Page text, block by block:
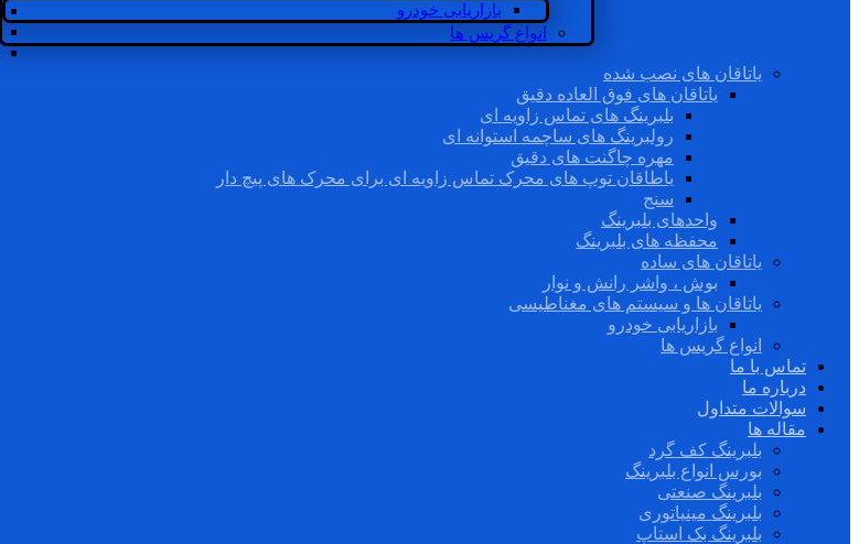
بازاریابی خودرو
انواع گریس ها
یاتاقان های نصب شده
یاتاقان های فوق العاده دقیق
بلبرینگ های تماس زاویه ای
رولبرینگ های ساچمه استوانه ای
مهره چاگنت های دقیق
یاطاقان توپ های محرک تماس زاویه ای برای محرک های پیچ دار
سنج
واحدهای بلبرینگ
محفظه های بلبرینگ
یاتاقان های ساده
بوش ، واشر رانش و نوار
یاتاقان ها و سیستم های مغناطیسی
بازاریابی خودرو
انواع گریس ها
تماس با ما
درباره ما
سوالات متداول
مقاله ها
بلبرینگ کف گرد
بورس انواع بلبرینگ
بلبرینگ صنعتی
بلبرینگ مینیاتوری
بلبرینگ بک استاپ